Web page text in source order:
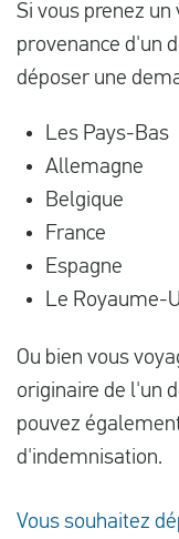
Si vous prenez
provenance d'un
déposer une
Les Pays-Bas
Allemagne
Belgique
France
Espagne
Le Royaume-
Ou bien vous
originaire de l'un
pouvez
d'indemnisation.
Vous souhaitez